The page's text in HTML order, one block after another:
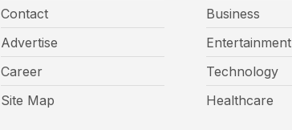
Contact
Advertise
Career
Site Map
Business
Entertainment
Technology
Healthcare